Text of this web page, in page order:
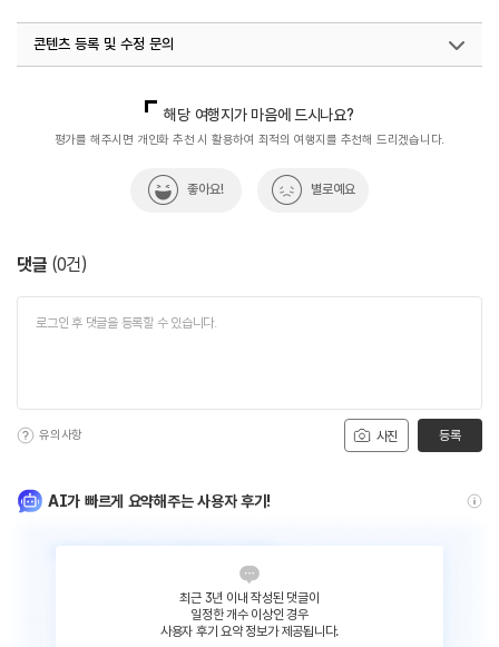
콘텐츠 등록 및 수정 문의
해당 여행지가 마음에 드시나요?
평가를 해주시면 개인화 추천 시 활용하여 최적의 여행지를 추천해 드리겠습니다.
좋아요! 별로예요
댓글 (0건)
사진
유의사항 등록
AI가 빠르게 요약해주는 사용자 후기!
최근 3년 이내 작성된 댓글이
일정한 개수 이상인 경우
사용자 후기 요약 정보가 제공됩니다.